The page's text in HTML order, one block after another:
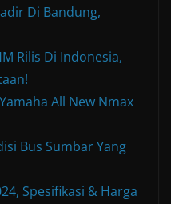
Di Bandung,
Rilis Di Indonesia,
All New Nmax
Bus Sumbar Yang
Spesifikasi & Harga